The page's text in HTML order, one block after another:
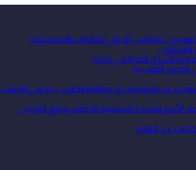
مهرجان طرابلس الدولي للمالوف والموشحات
الشرق الفنية في وجدة
المغربية
غير النظامية، ثم مطالبة المغرب بتحمل التبعات
عبر العالم